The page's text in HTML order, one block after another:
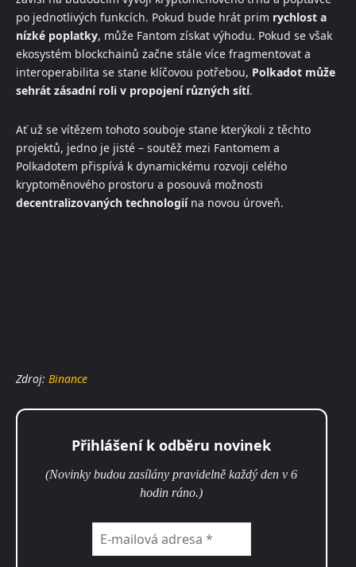
po jednotlivých funkcích. Pokud bude hrát prim rychlost a
nízké poplatky, může Fantom získat výhodu. Pokud se však
ekosystém blockchainů začne stále více fragmentovat a
interoperabilita se stane klíčovou potřebou, Polkadot může
sehrát zásadní roli v propojení různých sítí.
Ať už se vítězem tohoto souboje stane kterýkoli z těchto
projektů, jedno je jisté – soutěž mezi Fantomem a
Polkadotem přispívá k dynamickému rozvoji celého
kryptoměnového prostoru a posouvá možnosti
decentralizovaných technologiína novou úroveň.
Zdroj: Binance
Přihlášení k odběru novinek
(Novinky budou zasílány pravidelně každý den v 6
hodin ráno.)